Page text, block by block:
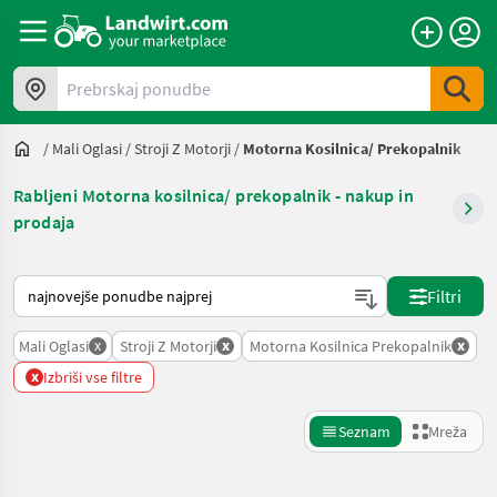
Prebrskaj ponudbe
/ Mali Oglasi /Stroji Z Motorji / Motorna Kosilnica/ Prekopalnik
Rabljeni Motorna kosilnica/ prekopalnik - nakup in
prodaja
Tako je razvrščeno na Landwirt.com
Filtri
Mali Oglasi x Stroji Z Motorji x Motorna Kosilnica Prekopalnik x
x Izbriši vse filtre
Seznam Mreža